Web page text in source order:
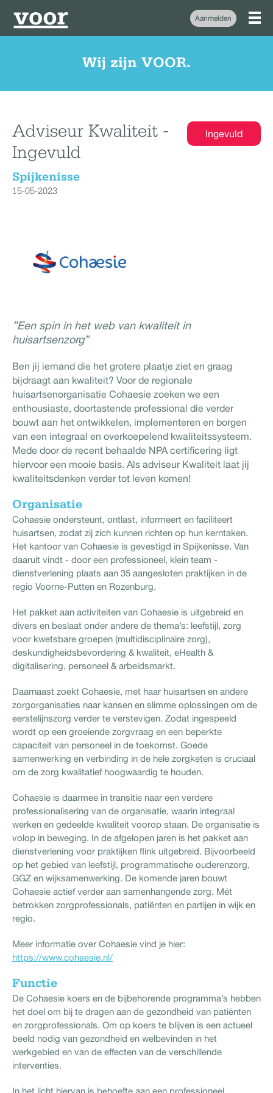
Aanmelden
Wij zijn VOOR.
Ingevuld
Adviseur Kwaliteit -
Ingevuld
Spijkenisse
15-05-2023
”Een spin in het web van kwaliteit in
huisartsenzorg”
Ben jij iemand die het grotere plaatje ziet en graag
bijdraagt aan kwaliteit? Voor de regionale
huisartsenorganisatie Cohaesie zoeken we een
enthousiaste, doortastende professional die verder
bouwt aan het ontwikkelen, implementeren en borgen
van een integraal en overkoepelend kwaliteitssysteem.
Mede door de recent behaalde NPA certificering ligt
hiervoor een mooie basis. Als adviseur Kwaliteit laat jij
kwaliteitsdenken verder tot leven komen!
Organisatie
Cohaesie ondersteunt, ontlast, informeert en faciliteert
huisartsen, zodat zij zich kunnen richten op hun kerntaken.
Het kantoor van Cohaesie is gevestigd in Spijkenisse. Van
daaruit vindt - door een professioneel, klein team -
dienstverlening plaats aan 35 aangesloten praktijken in de
regio Voorne-Putten en Rozenburg.
Het pakket aan activiteiten van Cohaesie is uitgebreid en
divers en beslaat onder andere de thema’s: leefstijl, zorg
voor kwetsbare groepen (multidisciplinaire zorg),
deskundigheidsbevordering & kwaliteit, eHealth &
digitalisering, personeel & arbeidsmarkt.
Daarnaast zoekt Cohaesie, met haar huisartsen en andere
zorgorganisaties naar kansen en slimme oplossingen om de
eerstelijnszorg verder te verstevigen. Zodat ingespeeld
wordt op een groeiende zorgvraag en een beperkte
capaciteit van personeel in de toekomst. Goede
samenwerking en verbinding in de hele zorgketen is cruciaal
om de zorg kwalitatief hoogwaardig te houden.
Cohaesie is daarmee in transitie naar een verdere
professionalisering van de organisatie, waarin integraal
werken en gedeelde kwaliteit voorop staan. De organisatie is
volop in beweging. In de afgelopen jaren is het pakket aan
dienstverlening voor praktijken flink uitgebreid. Bijvoorbeeld
op het gebied van leefstijl, programmatische ouderenzorg,
GGZ en wijksamenwerking. De komende jaren bouwt
Cohaesie actief verder aan samenhangende zorg. Mét
betrokken zorgprofessionals, patiënten en partijen in wijk en
regio.
Meer informatie over Cohaesie vind je hier:
https://www.cohaesie.nl/
Functie
De Cohaesie koers en de bijbehorende programma’s hebben
het doel om bij te dragen aan de gezondheid van patiënten
en zorgprofessionals. Om op koers te blijven is een actueel
beeld nodig van gezondheid en welbevinden in het
werkgebied en van de effecten van de verschillende
interventies.
In het licht hiervan is behoefte aan een professioneel